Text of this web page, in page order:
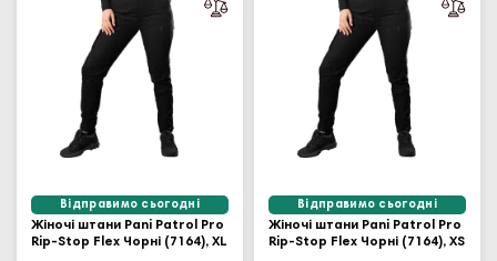
Відправимо сьогодні
Жіночі штани Pani Patrol Pro
Rip-Stop Flex Чорні (7164), XL
Відправимо сьогодні
Жіночі штани Pani Patrol Pro
Rip-Stop Flex Чорні (7164), XS